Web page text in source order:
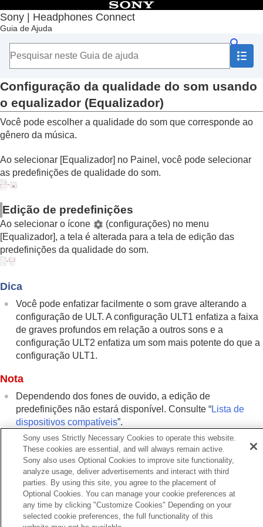
Sony | Headphones Connect
Guia de Ajuda
Índice
Início
Introdução
Como usar
Sobre o Painel “Sony | Headphones Connect”
Funções exibidas na guia [Status]
Funções exibidas na guia [Som]
Usar Config. rápidas de som
Ajuste da função de cancelamento de ruído e
modo de som ambiente (
Falar com alguém enquanto usa os fones de
ouvido (
falar para bate-papo
Otimização das funções de cancelamento de
pressão atmosférica (
de ruído
Controle de posição de som
Configuração do efeito surround (Surround
(VPT))
(Encontre seu Equalizador )
Configuração do nível de graves ( CLEAR
BASS)
Configuração da função de cancelamento de
ruído
espacial e rastr. de cabeça)
Alterar a configuração de prioridade da
conexãoBLUETOOTH(Modo de qualidade
de som)
Alterar a configuração de prioridade da
conexãoBLUETOOTH (Qualidade da
conexão Bluetooth)
Configuração do
DSEE Extreme
(Compensação de longo alcance)
Configuração do DSEE HX(Compensação de
Configuração da qualidade do som usando
o equalizador (Equalizador)
Você pode escolher a qualidade do som que corresponde ao
gênero da música.
Ao selecionar [Equalizador] no Painel, você pode selecionar
as predefinições de qualidade do som.
Edição de predefinições
Ao selecionar o ícone
(configurações) no menu
[Equalizador], a tela é alterada para a tela de edição das
predefinições da qualidade do som.
Dica
Você pode enfatizar facilmente o som grave alterando a
configuração de ULT. A configuração ULT1 enfatiza a faixa
de graves profundos em relação a outros sons e a
configuração ULT2 enfatiza um som mais potente do que a
configuração ULT1.
Nota
Dependendo dos fones de ouvido, a edição de
predefinições não estará disponível. Consulte “Lista de
dispositivos compatíveis”.
Tópico Relacionado
Lista de dispositivos compatíveis
Anterior
do efeito surround (Surround (VPT))
Sony uses Strictly Necessary Cookies to operate this website.
These cookies are essential, and will always remain active.
Sony also uses Optional Cookies to improve site functionality,
analyze usage, deliver advertisements and interact with third
parties. By using this site, you agree to the placement of
Optional Cookies. You can manage your cookie preferences at
any time by clicking "Customize Cookies" Depending on your
selected cookie preferences, the full functionality of this